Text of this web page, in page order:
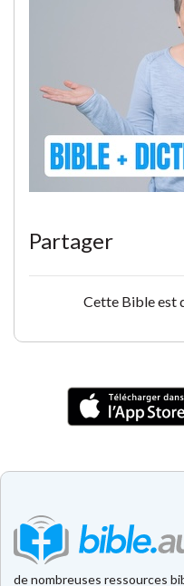
Partager
Cette Bible est
de nombreuses ressources